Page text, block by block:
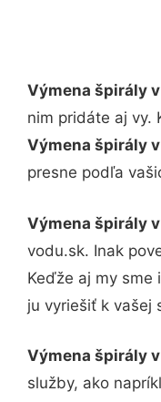
Výmena špirály
nim pridáte aj vy.
Výmena špirály
presne podľa
Výmena špirály
vodu.sk. Inak
Keďže aj my sme
ju vyriešiť k vašej
Výmena špirály
služby, ako